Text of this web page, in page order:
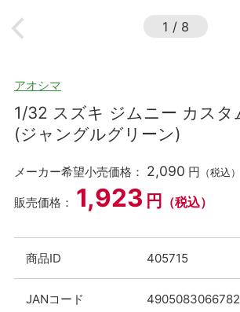
1 / 8
アオシマ
1/32 スズキ ジムニー カスタ
(ジャングルグリーン)
メーカー希望小売価格： 2,090 円 （税込）
販売価格： 1,923 円 （税込）
商品ID 405715
JANコード 4905083066782